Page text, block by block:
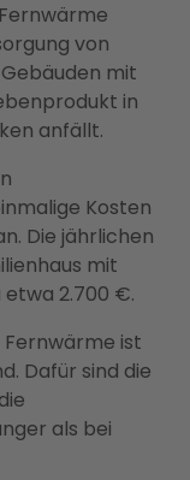
von
mit
in
anfällt.
Kosten
Die jährlichen
mit
etwa 2.700 €.
Fernwärme ist
Dafür sind die
als bei